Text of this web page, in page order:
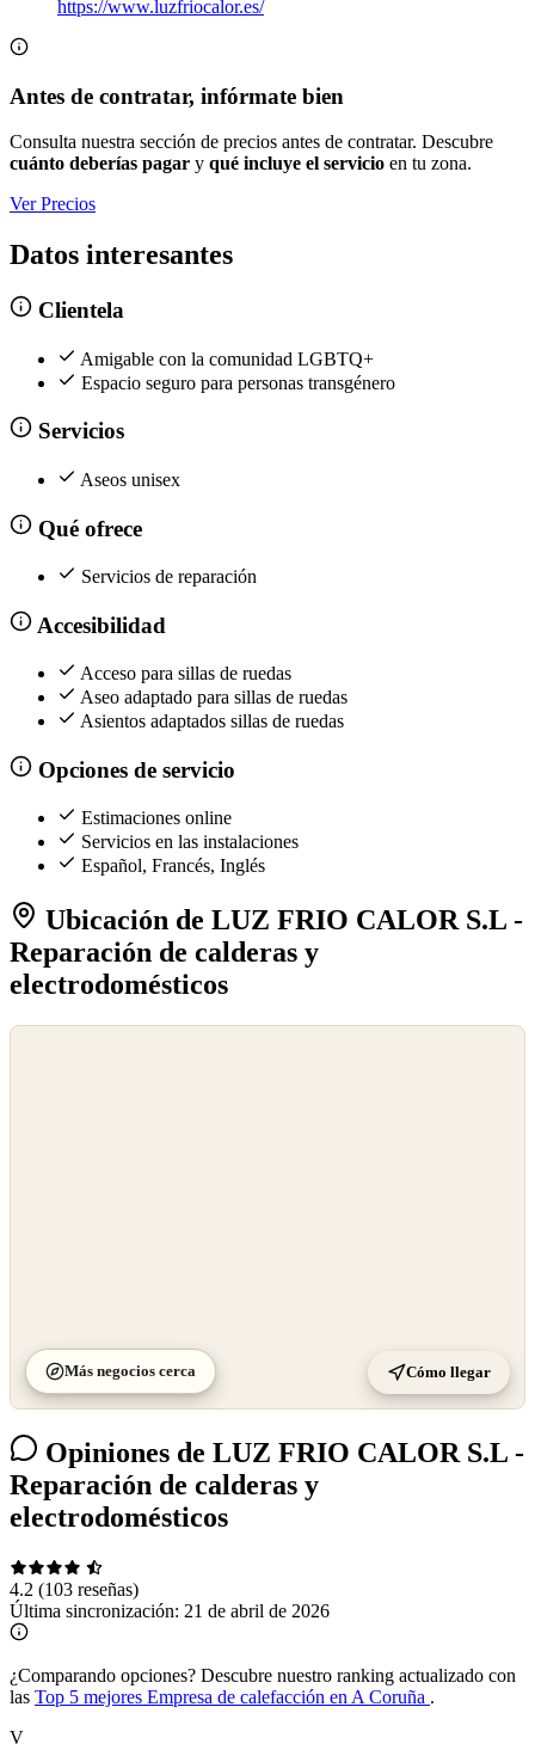
https://www.luzfriocalor.es/
Antes de contratar, infórmate bien
Consulta nuestra sección de precios antes de contratar. Descubre
cuánto deberías pagar y qué incluye el servicio en tu zona.
Ver Precios
Datos interesantes
Clientela
Amigable con la comunidad LGBTQ+
Espacio seguro para personas transgénero
Servicios
Aseos unisex
Qué ofrece
Servicios de reparación
Accesibilidad
Acceso para sillas de ruedas
Aseo adaptado para sillas de ruedas
Asientos adaptados sillas de ruedas
Opciones de servicio
Estimaciones online
Servicios en las instalaciones
Español, Francés, Inglés
Ubicación de LUZ FRIO CALOR S.L -
Reparación de calderas y
electrodomésticos
Más negocios cerca Cómo llegar
Opiniones de LUZ FRIO CALOR S.L -
Reparación de calderas y
electrodomésticos
4.2 (103 reseñas)
Última sincronización: 21 de abril de 2026
¿Comparando opciones? Descubre nuestro ranking actualizado con
las Top 5 mejores Empresa de calefacción en A Coruña .
V